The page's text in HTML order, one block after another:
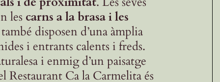
les carns a la brasa i les
disposen d’una àmplia
i entrants calents i freds.
i enmig d’un paisatge
Restaurant Ca la Carmelita és